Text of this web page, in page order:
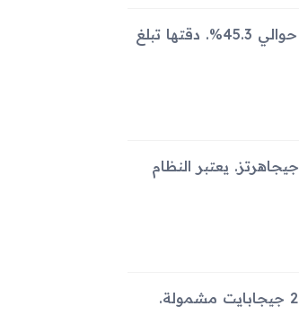
يتميز الجهاز بشاشة من نوع TFT مقاس 3.5 بوصة وبنسبة شاشة إلى جسم تبلغ حوالي 45.3%. دقتها تبلغ
يعمل الهاتف بواسطة نظام التشغيل Android 2.2 (Froyo) ويأتي بمعالج بقوة 1 جيجاهرتز. يعتبر النظام